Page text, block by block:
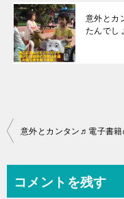
意外とカ
たんでし
投
ビ
コメントを残す